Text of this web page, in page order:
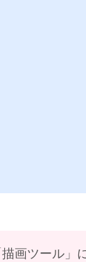
画ツール